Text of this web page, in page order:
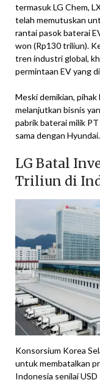
termasuk LG Chem,
telah memutuskan
rantai pasok baterai
won (Rp130 triliun).
tren industri global,
permintaan EV yang
Meski demikian,
melanjutkan bisnis
pabrik baterai milik
sama dengan Hyundai.
LG Batal
Triliun di
Konsorsium Korea
untuk membatalkan
Indonesia senilai